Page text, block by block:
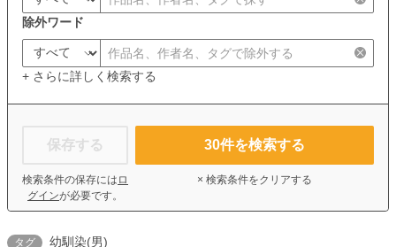
除外ワード
+ さらに詳しく検索する
保存する
検索条件の保存には ロ
グインが必要です。
30件を検索する
× 検索条件をクリアする
タグ 幼馴染(男)